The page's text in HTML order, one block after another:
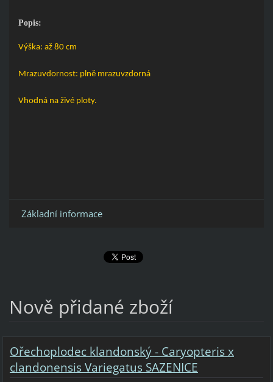
Popis:
Výška: až 80 cm
Mrazuvdornost: plně mrazuvzdorná
Vhodná na živé ploty.
Základní informace
Nově přidané zboží
Ořechoplodec klandonský - Caryopteris x
clandonensis Variegatus SAZENICE